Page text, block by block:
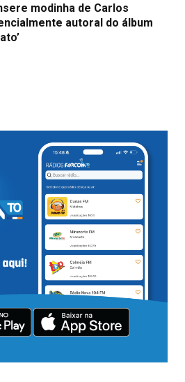
modinha de Carlos
autoral do álbum